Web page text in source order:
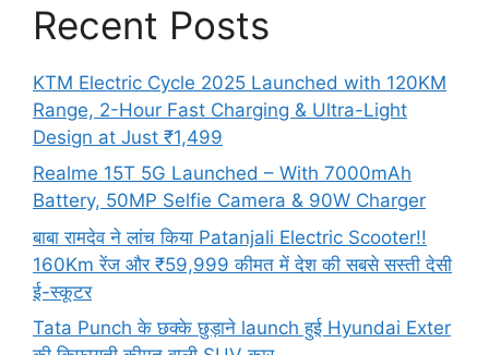
Recent Posts
KTM Electric Cycle 2025 Launched with 120KM
Range, 2-Hour Fast Charging & Ultra-Light
Design at Just ₹1,499
Realme 15T 5G Launched – With 7000mAh
Battery, 50MP Selfie Camera & 90W Charger
बाबा रामदेव ने लांच किया Patanjali Electric Scooter!!
160Km रेंज और ₹59,999 कीमत में देश की सबसे सस्ती देसी
ई-स्कूटर
Tata Punch के छक्के छुड़ाने launch हुई Hyundai Exter